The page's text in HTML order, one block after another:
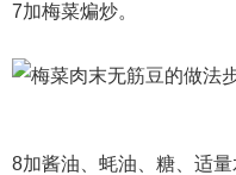
7加梅菜煸炒。
8加酱油、蚝油、糖、适